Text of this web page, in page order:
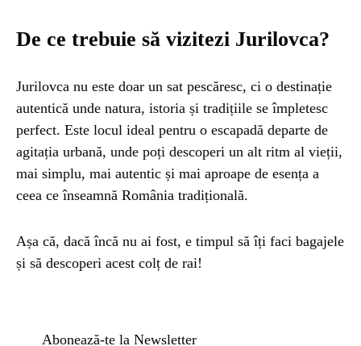
De ce trebuie să vizitezi Jurilovca?
Jurilovca nu este doar un sat pescăresc, ci o destinație
autentică unde natura, istoria și tradițiile se împletesc
perfect. Este locul ideal pentru o escapadă departe de
agitația urbană, unde poți descoperi un alt ritm al vieții,
mai simplu, mai autentic și mai aproape de esența a
ceea ce înseamnă România tradițională.
Așa că, dacă încă nu ai fost, e timpul să îți faci bagajele
și să descoperi acest colț de rai!
Abonează-te la Newsletter